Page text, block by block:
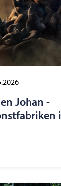
Johan -
i